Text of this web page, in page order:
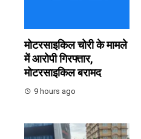
मोटरसाइकिल चोरी के मामले
में आरोपी गिरफ्तार,
मोटरसाइकिल बरामद
9 hours ago